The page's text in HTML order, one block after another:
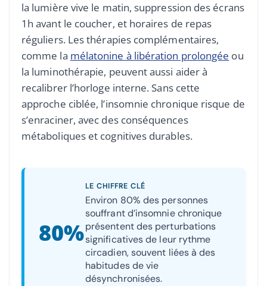
la lumière vive le matin, suppression des écrans
1h avant le coucher, et horaires de repas
réguliers. Les thérapies complémentaires,
comme la mélatonine à libération prolongée ou
la luminothérapie, peuvent aussi aider à
recalibrer l’horloge interne. Sans cette
approche ciblée, l’insomnie chronique risque de
s’enraciner, avec des conséquences
métaboliques et cognitives durables.
80%
LE CHIFFRE CLÉ
Environ 80% des personnes
souffrant d’insomnie chronique
présentent des perturbations
significatives de leur rythme
circadien, souvent liées à des
habitudes de vie
désynchronisées.